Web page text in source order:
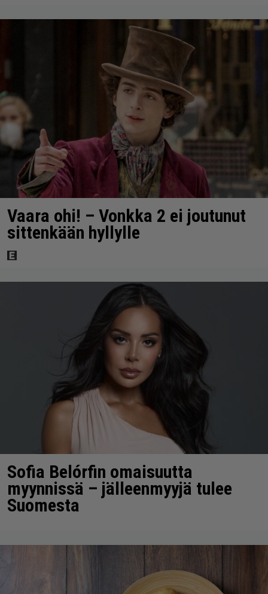
Vaara ohi! – Vonkka 2 ei joutunut
sittenkään hyllylle
Sofia Belórfin omaisuutta
myynnissä – jälleenmyyjä tulee
Suomesta